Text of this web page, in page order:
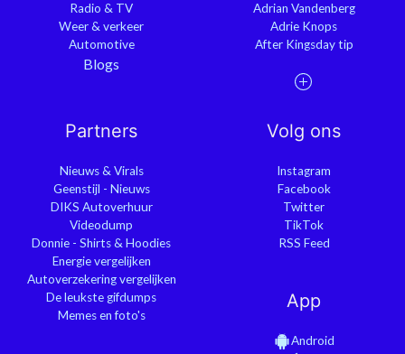
Radio & TV
Weer & verkeer
Automotive
Blogs
Adrian Vandenberg
Adrie Knops
After Kingsday tip
Partners
Nieuws & Virals
Geenstijl - Nieuws
DIKS Autoverhuur
Videodump
Donnie - Shirts & Hoodies
Energie vergelijken
Autoverzekering vergelijken
De leukste gifdumps
Memes en foto's
Volg ons
Instagram
Facebook
Twitter
TikTok
RSS Feed
App
Android